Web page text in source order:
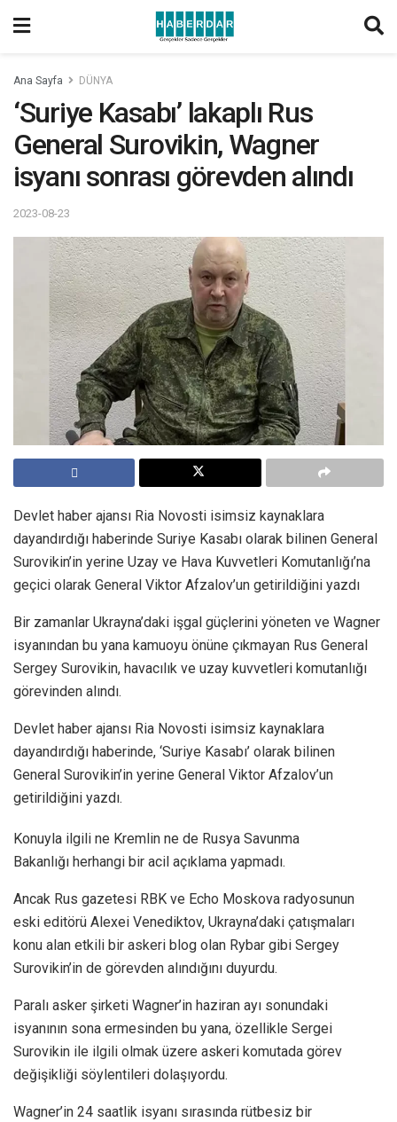
Ana Sayfa DÜNYA
‘Suriye Kasabı’ lakaplı Rus
General Surovikin, Wagner
isyanı sonrası görevden alındı
2023-08-23
Devlet haber ajansı Ria Novosti isimsiz kaynaklara
dayandırdığı haberinde Suriye Kasabı olarak bilinen General
Surovikin’in yerine Uzay ve Hava Kuvvetleri Komutanlığı’na
geçici olarak General Viktor Afzalov’un getirildiğini yazdı
Bir zamanlar Ukrayna’daki işgal güçlerini yöneten ve Wagner
isyanından bu yana kamuoyu önüne çıkmayan Rus General
Sergey Surovikin, havacılık ve uzay kuvvetleri komutanlığı
görevinden alındı.
Devlet haber ajansı Ria Novosti isimsiz kaynaklara
dayandırdığı haberinde, ‘Suriye Kasabı’ olarak bilinen
General Surovikin’in yerine General Viktor Afzalov’un
getirildiğini yazdı.
Konuyla ilgili ne Kremlin ne de Rusya Savunma
Bakanlığı herhangi bir acil açıklama yapmadı.
Ancak Rus gazetesi RBK ve Echo Moskova radyosunun
eski editörü Alexei Venediktov, Ukrayna’daki çatışmaları
konu alan etkili bir askeri blog olan Rybar gibi Sergey
Surovikin’in de görevden alındığını duyurdu.
Paralı asker şirketi Wagner’in haziran ayı sonundaki
isyanının sona ermesinden bu yana, özellikle Sergei
Surovikin ile ilgili olmak üzere askeri komutada görev
değişikliği söylentileri dolaşıyordu.
Wagner’in 24 saatlik isyanı sırasında rütbesiz bir